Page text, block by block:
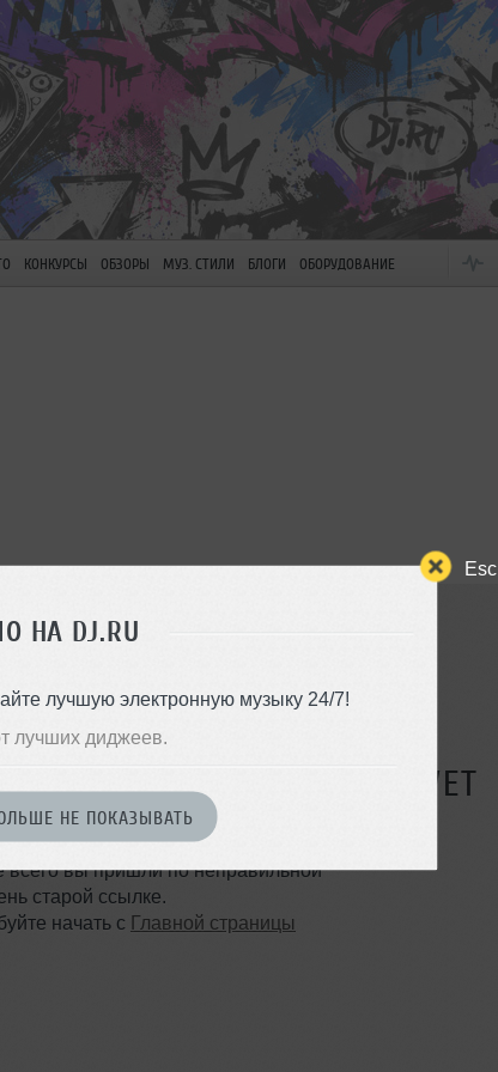
Esc
НА DJ.RU
лучшую электронную музыку 24/7!
лучших диджеев.
НЕ ПОКАЗЫВАТЬ
КОНКУРСЫ ОБЗОРЫ МУЗ. СТИЛИ БЛОГИ ОБОРУДОВАНИЕ
СТРАНИЦЫ НЕ СУЩЕСТВУЕТ
404
всего вы пришли по неправильной
старой ссылке.
начать с Главной страницы